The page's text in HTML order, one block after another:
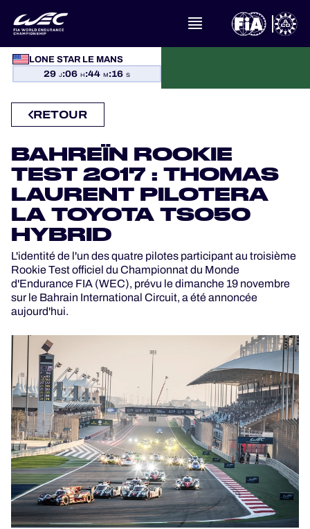
LONE STAR LE MANS
29 J:06 H:44 M:16 S
À PROPOS DU FIA WEC
CALENDRIER
CLASSEMENTS
RÉSULTATS
LA GRILLE
OÙ REGARDER
PROGRAMMES OFFICIELS
JEU OFFICIEL
HOSPITALITÉS
BILLETTERIE
24H LEMANS
RETOUR
BAHREÏN ROOKIE
TEST 2017 : THOMAS
LAURENT PILOTERA
LA TOYOTA TS050
HYBRID
L'identité de l'un des quatre pilotes participant au troisième
Rookie Test officiel du Championnat du Monde
d'Endurance FIA (WEC), prévu le dimanche 19 novembre
sur le Bahrain International Circuit, a été annoncée
aujourd'hui.